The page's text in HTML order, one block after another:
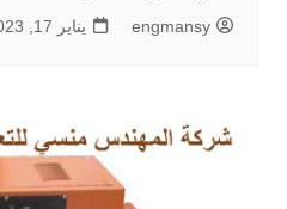
engmansy يناير 17, 2023